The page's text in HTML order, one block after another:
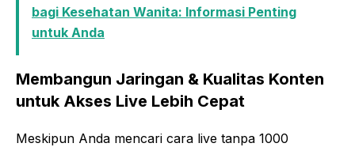
bagi Kesehatan Wanita: Informasi Penting
untuk Anda
Membangun Jaringan & Kualitas Konten
untuk Akses Live Lebih Cepat
Meskipun Anda mencari cara live tanpa 1000